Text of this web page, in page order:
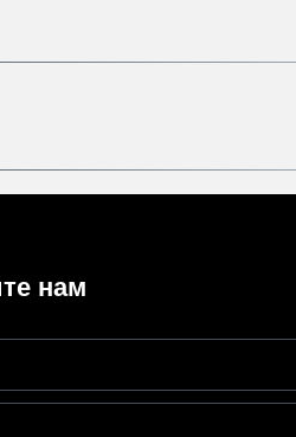
нам